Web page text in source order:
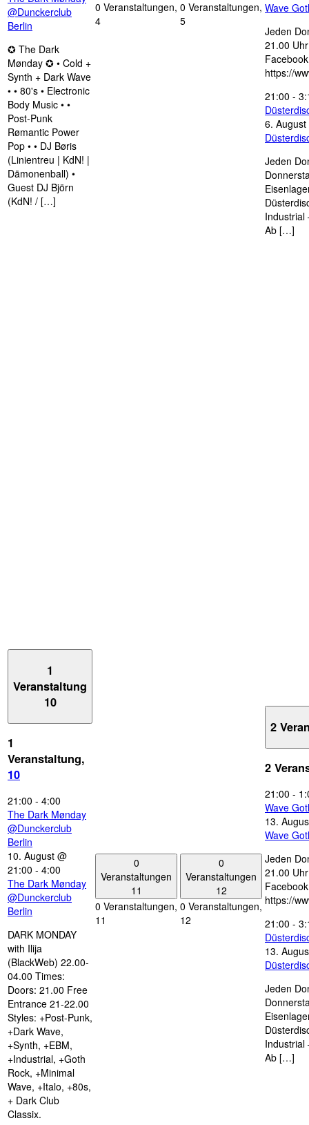
@Dunckerclub
Berlin
✪ The Dark
Mønday ✪ • Cold +
Synth + Dark Wave
• • 80's • Electronic
Body Music • •
Post-Punk
Rømantic Power
Pop • • DJ Børis
(Linientreu | KdN! |
Dämonenball) •
Guest DJ Björn
(KdN! / […]
0 Veranstaltungen,
4
0 Veranstaltungen,
5
Wave
Jeden
21.00
https://
21:00 -
6.
Jeden
Industrial
Ab […]
1
Veranstaltung
10
1
Veranstaltung,
10
21:00 - 4:00
The Dark Mønday
@Dunckerclub
Berlin
10. August @
21:00 - 4:00
The Dark Mønday
@Dunckerclub
Berlin
DARK MONDAY
with Ilija
(BlackWeb) 22.00-
04.00 Times:
Doors: 21.00 Free
Entrance 21-22.00
Styles: +Post-Punk,
+Dark Wave,
+Synth, +EBM,
+Industrial, +Goth
Rock, +Minimal
Wave, +Italo, +80s,
+ Dark Club
Classix.
0
Veranstaltungen
11
0 Veranstaltungen,
11
0
Veranstaltungen
12
0 Veranstaltungen,
12
2
2
21:00 -
Wave
13.
Wave
Jeden
21.00
https://
21:00 -
13.
Jeden
Industrial
Ab […]